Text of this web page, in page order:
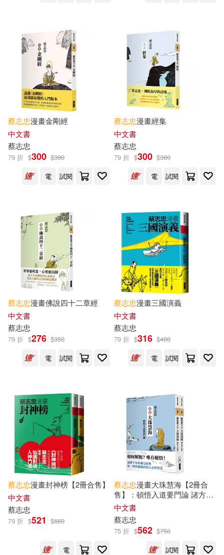
陳國榕，蔡志忠(1)
（唐）陸羽(1)
文化藝術出版社(3)
網路與書出版(3)
聯經出版公司(2)
上海人民出版社(1) 佛光(1)
印刷工業出版社(1)
同心出版社(1) 新華出版社(1)
榮寶齋出版社(1)
浙江古籍出版社(1)
浙江攝影出版社(1)
石頭出版股份有限公司(1)
藝術家(1)
風潮音樂(1)
範圍
蔡志忠漫畫金剛經
中文書
蔡志忠
79 折 $300 $380
電
試閱
蔡志忠漫畫經集
中文書
蔡志忠
79 折 $300 $380
電
試閱
蔡志忠漫畫佛說四十二章經
中文書
蔡志忠
79 折 $276 $350
電
試閱
蔡志忠漫畫三國演義
中文書
蔡志忠
79 折 $316 $400
電
試閱
蔡志忠漫畫封神榜【2冊合售】
中文書
蔡志忠
79 折 $521 $660
電
蔡志忠漫畫大珠慧海【2冊合
售】：頓悟入道要門論 諸方門
人參問語錄
中文書
蔡志忠
75 折 $562 $750
試閱